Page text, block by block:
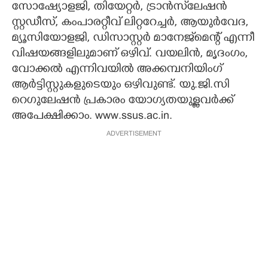
സോഷ്യോളജി, തിയേറ്റർ, ട്രാൻസ്‌ലേഷൻ
സ്റ്റഡീസ്, കംപാരറ്റീവ് ലിറ്ററേച്ചർ, ആയുർവേദ,
മ്യൂസിയോളജി, ഡിസാസ്റ്റർ മാനേജ്‌മെന്റ് എന്നീ
വിഷയങ്ങളിലുമാണ് ഒഴിവ്. വയലിൻ, മൃദംഗം,
വോക്കൽ എന്നിവയിൽ അക്കമ്പനിയിംഗ്
ആർട്ടിസ്റ്റുകളുടെയും ഒഴിവുണ്ട്. യു.ജി.സി
റെഗുലേഷൻ പ്രകാരം യോഗ്യതയുള്ളവർക്ക്
അപേക്ഷിക്കാം. www.ssus.ac.in.
ADVERTISEMENT